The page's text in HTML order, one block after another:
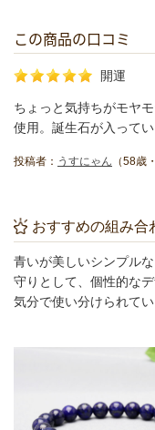
この商品の口コミ
開運
ちょっと気持ちがモヤ
使用。誕生石が入って
投稿者： うすにゃん （58
おすすめの組み合
青いが美しいシンプル
守りとして、個性的な
気分で使い分けられてい